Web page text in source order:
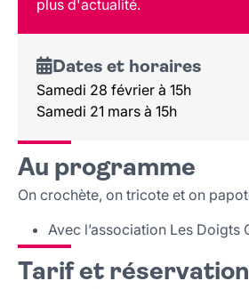
Lieu et contact
plus d'actualité.
Dates et horaires
Samedi 28 février à 15h
Samedi 21 mars à 15h
Au programme
On crochète, on tricote et on
Avec l’association Les Doigts
Tarif et réservation